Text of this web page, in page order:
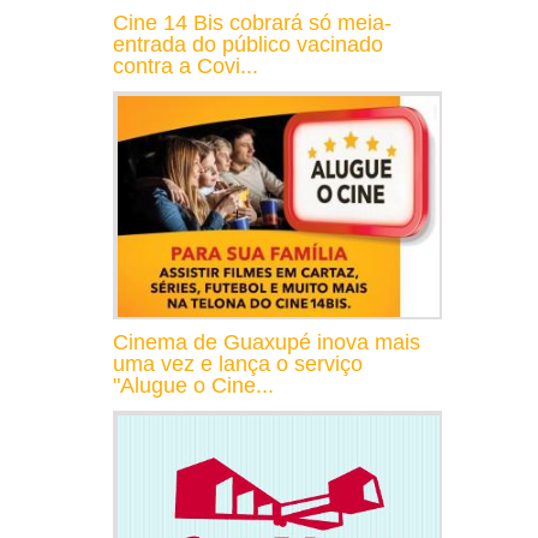
Cine 14 Bis cobrará só meia-
entrada do público vacinado
contra a Covi...
Cinema de Guaxupé inova mais
uma vez e lança o serviço
"Alugue o Cine...